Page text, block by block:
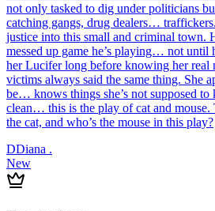
not only tasked to dig under politicians
catching gangs, drug dealers…
justice into this small and criminal town.
messed up game he’s playing… not until
her Lucifer long before knowing her real
victims always said the same thing. She
be… knows things she’s not supposed
clean… this is the play of cat and mouse.
the cat, and who’s the mouse in this play?
DDiana .
New